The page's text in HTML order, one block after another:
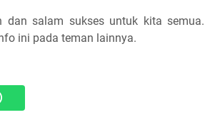
dan salam sukses untuk kita semua.
ini pada teman lainnya.